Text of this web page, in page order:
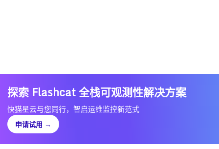
探索 Flashcat 全栈可观测性解决方案
快猫星云与您同行，智启运维监控新范式
申请试用 →